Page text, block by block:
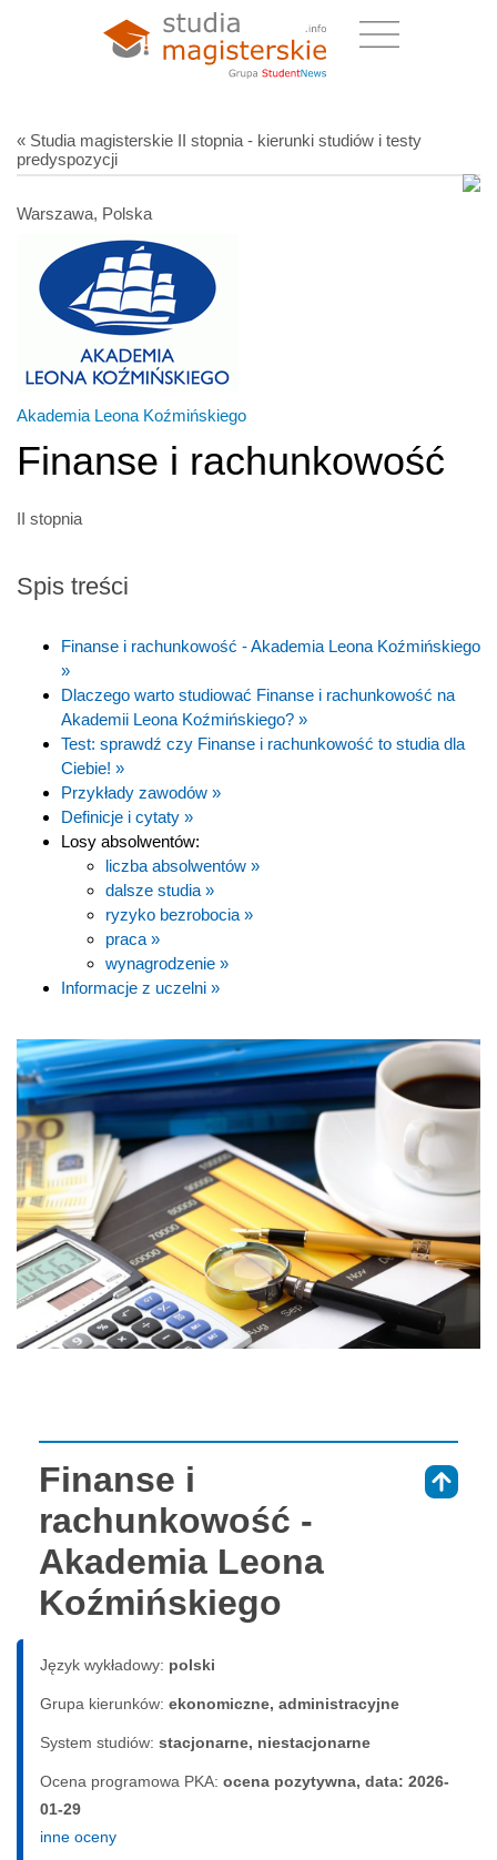
« Studia magisterskie II stopnia - kierunki studiów i testy
predyspozycji
Warszawa, Polska
Akademia Leona Koźmińskiego
Finanse i rachunkowość
II stopnia
Spis treści
Finanse i rachunkowość - Akademia Leona Koźmińskiego
»
Dlaczego warto studiować Finanse i rachunkowość na
Akademii Leona Koźmińskiego? »
Test: sprawdź czy Finanse i rachunkowość to studia dla
Ciebie! »
Przykłady zawodów »
Definicje i cytaty »
Losy absolwentów:
liczba absolwentów »
dalsze studia »
ryzyko bezrobocia »
praca »
wynagrodzenie »
Informacje z uczelni »
Finanse i
rachunkowość -
Akademia Leona
Koźmińskiego
Język wykładowy: polski
Grupa kierunków: ekonomiczne, administracyjne
System studiów: sta­cjo­nar­ne, nie­sta­cjo­nar­ne
Ocena programowa PKA: ocena pozytywna, data: 2026-
01-29
inne oceny